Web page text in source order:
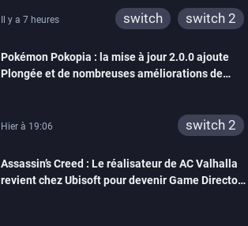
Il y a 7 heures switch switch 2
Pokémon Pokopia : la mise à jour 2.0.0 ajoute
Plongée et de nombreuses améliorations de
Hier à 19:06 switch 2
Assassin’s Creed : Le réalisateur de AC Valhalla
revient chez Ubisoft pour devenir Game Director